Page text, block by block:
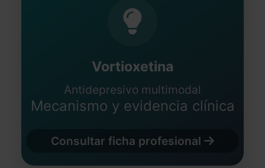
Vortioxetina
Antidepresivo multimodal
Mecanismo y evidencia clínica
Consultar ficha profesional